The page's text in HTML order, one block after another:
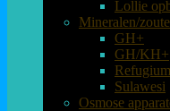
Lollie
Mineralen/
GH+
GH/KH+
Refugium
Sulawesi
Osmose